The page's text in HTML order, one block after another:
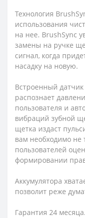
Технология
использования
на нее. BrushSync
замены на ручке
сигнал, когда
насадку на новую.
Встроенный
распознает
пользователя и
вибраций зубной
щетка издаст
вам необходимо не
пользователей
формировании
Аккумулятора
позволит реже
Гарантия 24 месяца.